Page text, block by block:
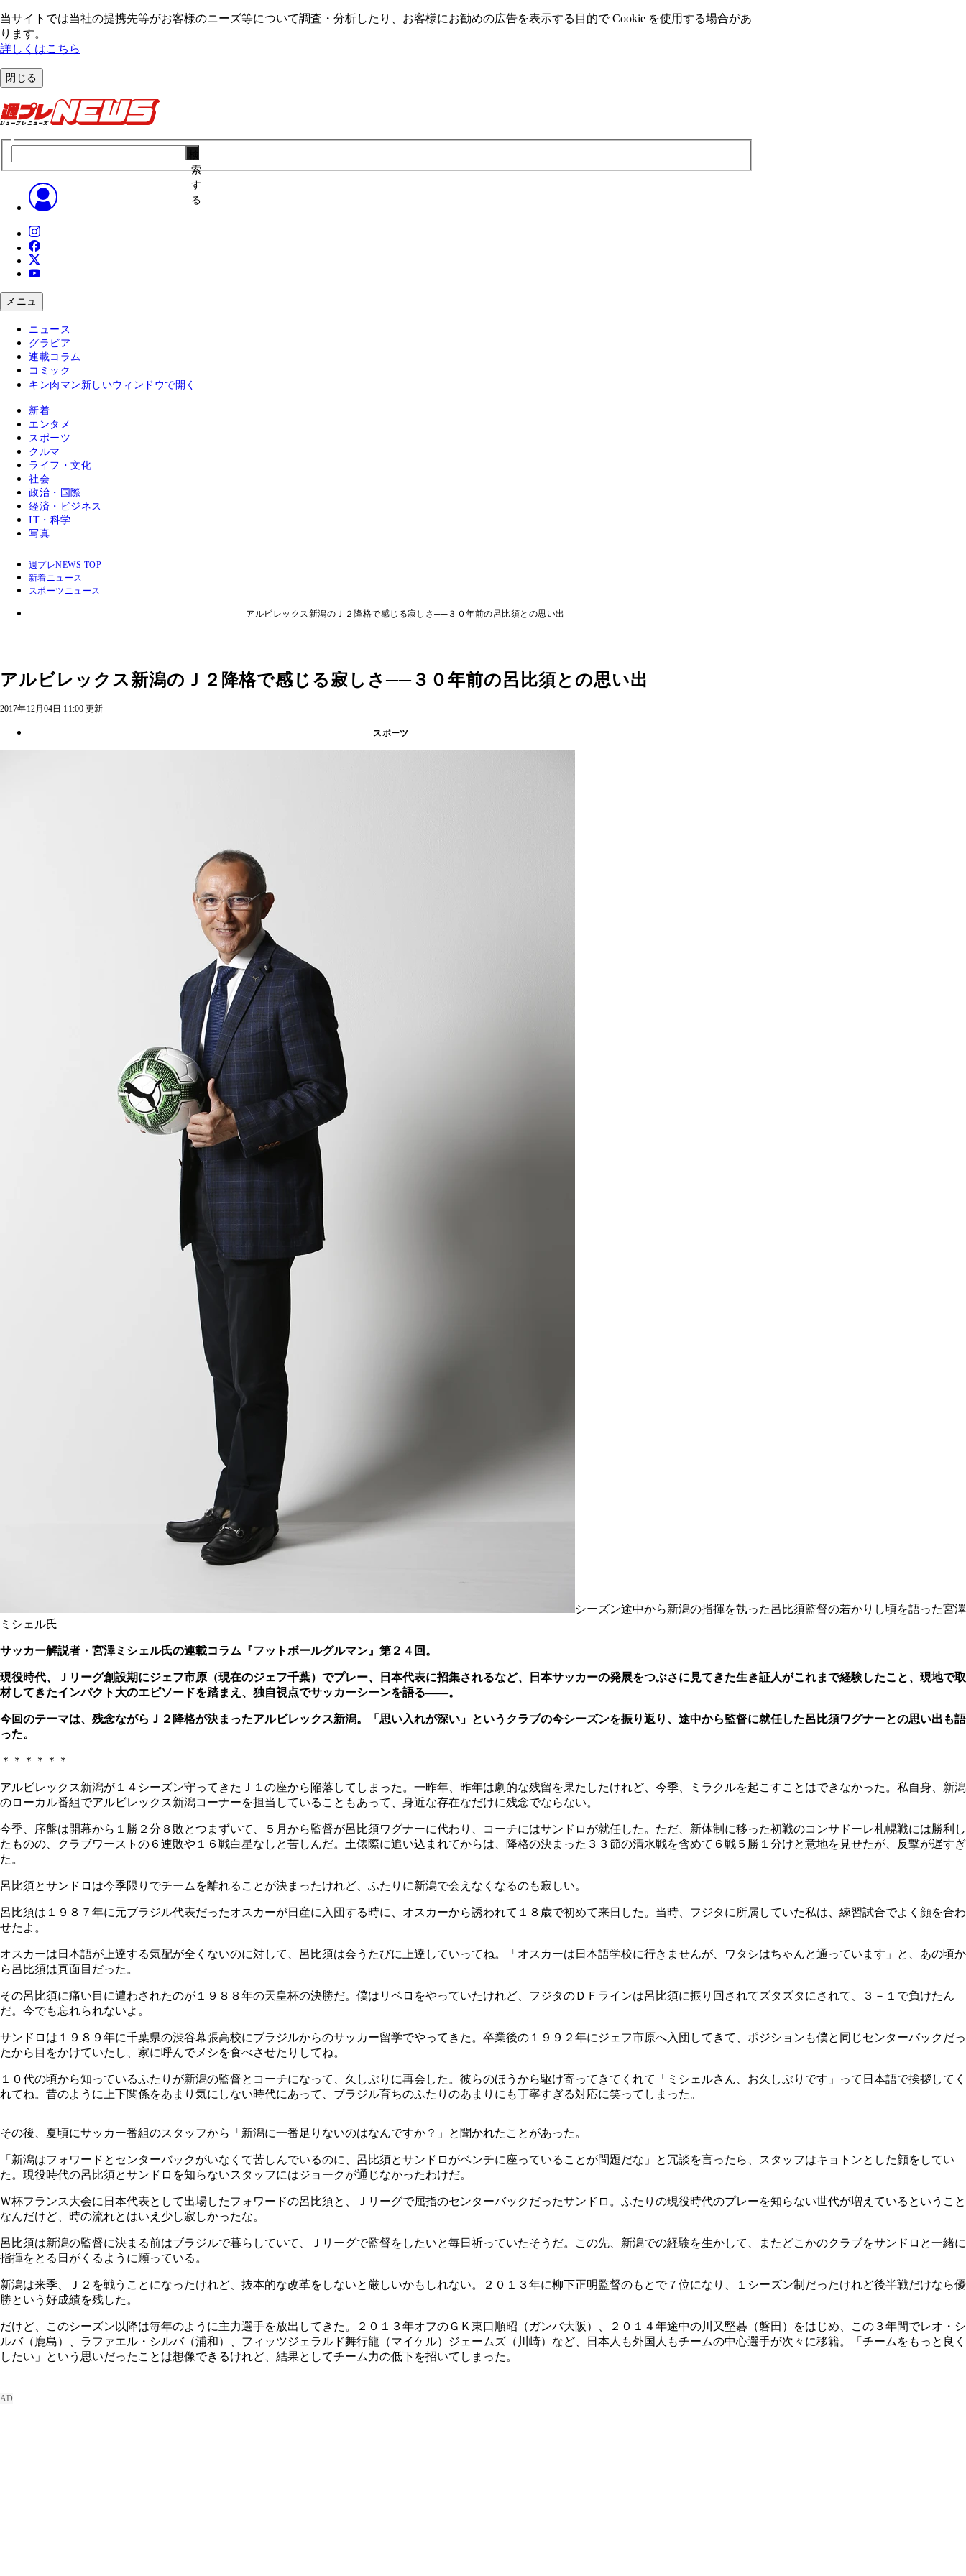
当サイトでは当社の提携先等がお客様のニーズ等について調査・分析したり、お客様にお勧めの広告を表⽰する⽬的で Cookie を使⽤する場合があ
ります。
詳しくはこちら
閉じる
索
す
る
メニュ
ニュース
グラビア
連載コラム
コミック
キン肉マン 新しいウィンドウで開く
新着
エンタメ
スポーツ
クルマ
ライフ・文化
社会
政治・国際
経済・ビジネス
IT・科学
写真
週プレNEWS TOP
新着ニュース
スポーツニュース
アルビレックス新潟のＪ２降格で感じる寂しさ──３０年前の呂比須との思い出
アルビレックス新潟のＪ２降格で感じる寂しさ──３０年前の呂比須との思い出
2017年12月04日 11:00 更新
スポーツ
シーズン途中から新潟の指揮を執った呂比須監督の若かりし頃を語った宮澤
ミシェル氏
サッカー解説者・宮澤ミシェル氏の連載コラム『フットボールグルマン』第２４回。
現役時代、Ｊリーグ創設期にジェフ市原（現在のジェフ千葉）でプレー、日本代表に招集されるなど、日本サッカーの発展をつぶさに見てきた生き証人がこれまで経験したこと、現地で取
材してきたインパクト大のエピソードを踏まえ、独自視点でサッカーシーンを語る――。
今回のテーマは、残念ながらＪ２降格が決まったアルビレックス新潟。「思い入れが深い」というクラブの今シーズンを振り返り、途中から監督に就任した呂比須ワグナーとの思い出も語
った。
＊＊＊＊＊＊
アルビレックス新潟が１４シーズン守ってきたＪ１の座から陥落してしまった。一昨年、昨年は劇的な残留を果たしたけれど、今季、ミラクルを起こすことはできなかった。私自身、新潟
のローカル番組でアルビレックス新潟コーナーを担当していることもあって、身近な存在なだけに残念でならない。
今季、序盤は開幕から１勝２分８敗とつまずいて、５月から監督が呂比須ワグナーに代わり、コーチにはサンドロが就任した。ただ、新体制に移った初戦のコンサドーレ札幌戦には勝利し
たものの、クラブワーストの６連敗や１６戦白星なしと苦しんだ。土俵際に追い込まれてからは、降格の決まった３３節の清水戦を含めて６戦５勝１分けと意地を見せたが、反撃が遅すぎ
た。
呂比須とサンドロは今季限りでチームを離れることが決まったけれど、ふたりに新潟で会えなくなるのも寂しい。
呂比須は１９８７年に元ブラジル代表だったオスカーが日産に入団する時に、オスカーから誘われて１８歳で初めて来日した。当時、フジタに所属していた私は、練習試合でよく顔を合わ
せたよ。
オスカーは日本語が上達する気配が全くないのに対して、呂比須は会うたびに上達していってね。「オスカーは日本語学校に行きませんが、ワタシはちゃんと通っています」と、あの頃か
ら呂比須は真面目だった。
その呂比須に痛い目に遭わされたのが１９８８年の天皇杯の決勝だ。僕はリベロをやっていたけれど、フジタのＤＦラインは呂比須に振り回されてズタズタにされて、３－１で負けたん
だ。今でも忘れられないよ。
サンドロは１９８９年に千葉県の渋谷幕張高校にブラジルからのサッカー留学でやってきた。卒業後の１９９２年にジェフ市原へ入団してきて、ポジションも僕と同じセンターバックだっ
たから目をかけていたし、家に呼んでメシを食べさせたりしてね。
１０代の頃から知っているふたりが新潟の監督とコーチになって、久しぶりに再会した。彼らのほうから駆け寄ってきてくれて「ミシェルさん、お久しぶりです」って日本語で挨拶してく
れてね。昔のように上下関係をあまり気にしない時代にあって、ブラジル育ちのふたりのあまりにも丁寧すぎる対応に笑ってしまった。
その後、夏頃にサッカー番組のスタッフから「新潟に一番足りないのはなんですか？」と聞かれたことがあった。
「新潟はフォワードとセンターバックがいなくて苦しんでいるのに、呂比須とサンドロがベンチに座っていることが問題だな」と冗談を言ったら、スタッフはキョトンとした顔をしてい
た。現役時代の呂比須とサンドロを知らないスタッフにはジョークが通じなかったわけだ。
Ｗ杯フランス大会に日本代表として出場したフォワードの呂比須と、Ｊリーグで屈指のセンターバックだったサンドロ。ふたりの現役時代のプレーを知らない世代が増えているということ
なんだけど、時の流れとはいえ少し寂しかったな。
呂比須は新潟の監督に決まる前はブラジルで暮らしていて、Ｊリーグで監督をしたいと毎日祈っていたそうだ。この先、新潟での経験を生かして、またどこかのクラブをサンドロと一緒に
指揮をとる日がくるように願っている。
新潟は来季、Ｊ２を戦うことになったけれど、抜本的な改革をしないと厳しいかもしれない。２０１３年に柳下正明監督のもとで７位になり、１シーズン制だったけれど後半戦だけなら優
勝という好成績を残した。
だけど、このシーズン以降は毎年のように主力選手を放出してきた。２０１３年オフのＧＫ東口順昭（ガンバ大阪）、２０１４年途中の川又堅碁（磐田）をはじめ、この３年間でレオ・シ
ルバ（鹿島）、ラファエル・シルバ（浦和）、フィッツジェラルド舞行龍（マイケル）ジェームズ（川崎）など、日本人も外国人もチームの中心選手が次々に移籍。「チームをもっと良く
したい」という思いだったことは想像できるけれど、結果としてチーム力の低下を招いてしまった。